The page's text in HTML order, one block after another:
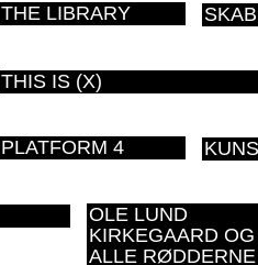
THE LIBRARY
THIS IS (X)
PLATFORM 4
OLE LUND
KIRKEGAARD OG
ALLE RØDDERNE